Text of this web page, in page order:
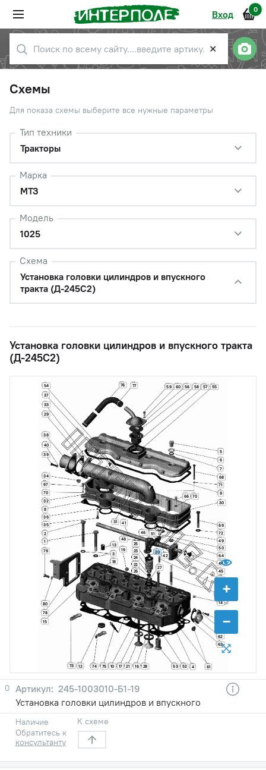
Вход 0
✕
Схемы
Для показа схемы выберите все нужные параметры
Тип техники
Тракторы
Марка
МТЗ
Модель
1025
Схема
Установка головки цилиндров и впускного
тракта (Д-245С2)
Установка головки цилиндров и впускного тракта
(Д-245С2)
+
−
1
2
3
4
5
6
7
8
9
10
12
13
14
15
16
17
18
19 20
21
22
23
24
25
26
27
28
29
30
31
32
33
34
35
36
37
38
39
40
41
42
44
45
46
47
48
49
50
51
52
53
54 55
56 57
58
59 60
61
62
63
64
65
66
67
68
69
70
70
71
72
73 74 75
76 77
78
79
80
0
245-1003010-Б1-19
Установка головки цилиндров и впускного
Наличие
Обратитесь к
консультанту
К схеме